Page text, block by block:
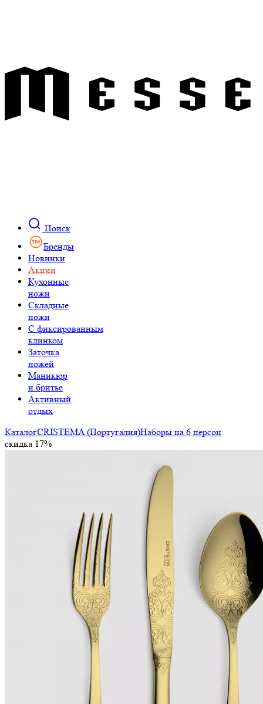
Поиск
Бренды
Новинки
Акции
Кухонные
ножи
Складные
ножи
C фиксированным
клинком
Заточка
ножей
Маникюр
и бритье
Активный
отдых
КаталогCRISTEMA (Португалия)Наборы на 6 персон
скидка 17%